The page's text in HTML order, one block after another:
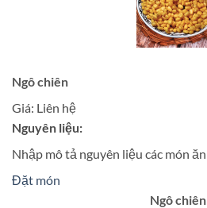
Ngô chiên
Giá: Liên hệ
Nguyên liệu:
Nhập mô tả nguyên liệu các món ăn
Đặt món
Ngô chiên